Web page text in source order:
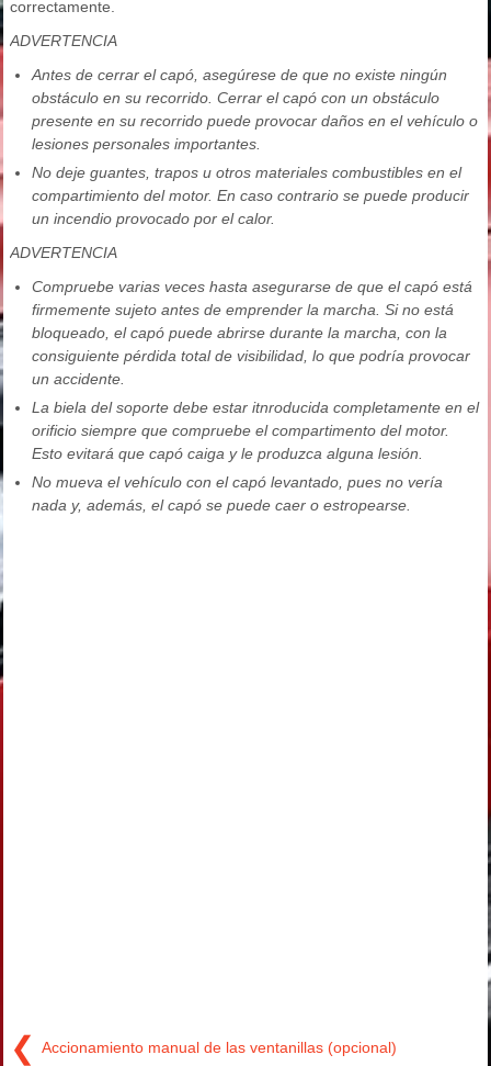
correctamente.
ADVERTENCIA
Antes de cerrar el capó, asegúrese de que no existe ningún
obstáculo en su recorrido. Cerrar el capó con un obstáculo
presente en su recorrido puede provocar daños en el vehículo o
lesiones personales importantes.
No deje guantes, trapos u otros materiales combustibles en el
compartimiento del motor. En caso contrario se puede producir
un incendio provocado por el calor.
ADVERTENCIA
Compruebe varias veces hasta asegurarse de que el capó está
firmemente sujeto antes de emprender la marcha. Si no está
bloqueado, el capó puede abrirse durante la marcha, con la
consiguiente pérdida total de visibilidad, lo que podría provocar
un accidente.
La biela del soporte debe estar itnroducida completamente en el
orificio siempre que compruebe el compartimento del motor.
Esto evitará que capó caiga y le produzca alguna lesión.
No mueva el vehículo con el capó levantado, pues no vería
nada y, además, el capó se puede caer o estropearse.
❮ Accionamiento manual de las ventanillas (opcional)